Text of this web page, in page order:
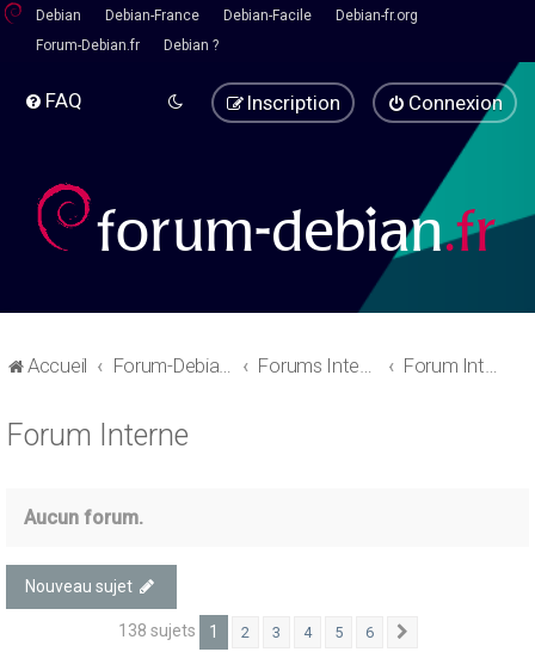
Debian Debian-France Debian-Facile
Debian-fr.org
Forum-Debian.fr
Debian ?
FAQ Connexion
Inscription
Accueil Forum-Debian.fr Forums Internes Forum Interne
Forum Interne
Aucun forum.
Nouveau sujet
138 sujets 1 2 3 4 5 6